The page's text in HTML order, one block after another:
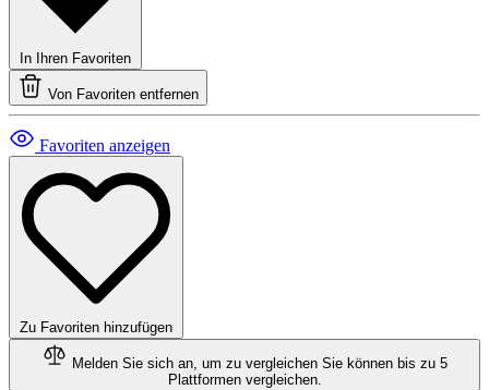
In Ihren Favoriten
Von Favoriten entfernen
Favoriten anzeigen
Zu Favoriten hinzufügen
Melden Sie sich an, um zu vergleichen Sie können bis zu 5
Plattformen vergleichen.